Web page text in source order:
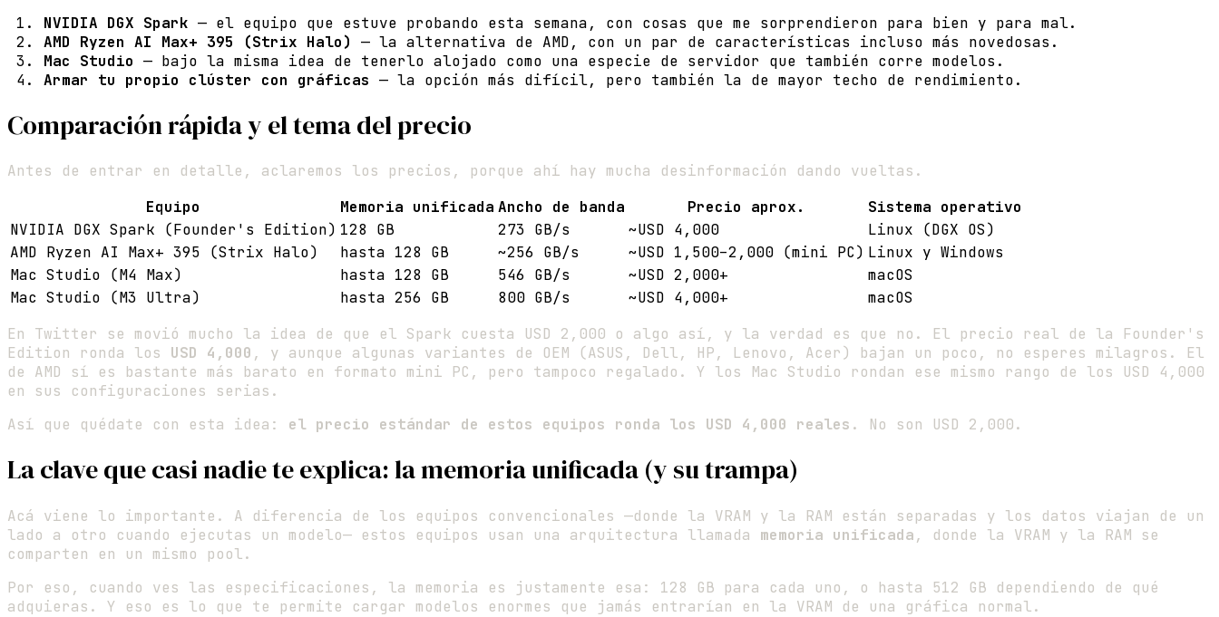
NVIDIA DGX Spark — el equipo que estuve probando esta semana, con cosas que me sorprendieron para bien y para mal.
AMD Ryzen AI Max+ 395 (Strix Halo)
— la alternativa de AMD, con un par de características incluso más novedosas.
Mac Studio — bajo la misma idea de tenerlo alojado como una especie de servidor que también corre modelos.
Armar tu propio clúster con gráficas — la opción más difícil, pero también la de mayor techo de rendimiento.
Comparación rápida y el tema del precio
Antes de entrar en detalle, aclaremos los precios, porque ahí hay mucha desinformación dando vueltas.
Equipo
Memoria unificada Ancho de banda Precio aprox.
Sistema operativo
NVIDIA DGX Spark (Founder's Edition) 128 GB 273 GB/s ~USD 4,000
Linux (DGX OS)
AMD Ryzen AI Max+ 395 (Strix Halo)
hasta 128 GB ~256 GB/s ~USD 1,500–2,000 (mini PC) Linux y Windows
Mac Studio (M4 Max)
hasta 128 GB 546 GB/s ~USD 2,000+
macOS
Mac Studio (M3 Ultra)
hasta 256 GB 800 GB/s ~USD 4,000+
macOS
En Twitter se movió mucho la idea de que el Spark cuesta USD 2,000 o algo así, y la verdad es que no. El precio real de la Founder's
Edition ronda los USD 4,000 , y aunque algunas variantes de OEM (ASUS, Dell, HP, Lenovo, Acer) bajan un poco, no esperes milagros. El
de AMD sí es bastante más barato en formato mini PC, pero tampoco regalado. Y los Mac Studio rondan ese mismo rango de los USD 4,000
en sus configuraciones serias.
Así que quédate con esta idea: el precio estándar de estos equipos ronda los USD 4,000 reales . No son USD 2,000.
La clave que casi nadie te explica: la memoria unificada (y su trampa)
Acá viene lo importante. A diferencia de los equipos convencionales —donde la VRAM y la RAM están separadas y los datos viajan de un
lado a otro cuando ejecutas un modelo— estos equipos usan una arquitectura llamada memoria unificada, donde la VRAM y la RAM se
comparten en un mismo pool.
Por eso, cuando ves las especificaciones, la memoria es justamente esa: 128 GB para cada uno, o hasta 512 GB dependiendo de qué
adquieras. Y eso es lo que te permite cargar modelos enormes que jamás entrarían en la VRAM de una gráfica normal.